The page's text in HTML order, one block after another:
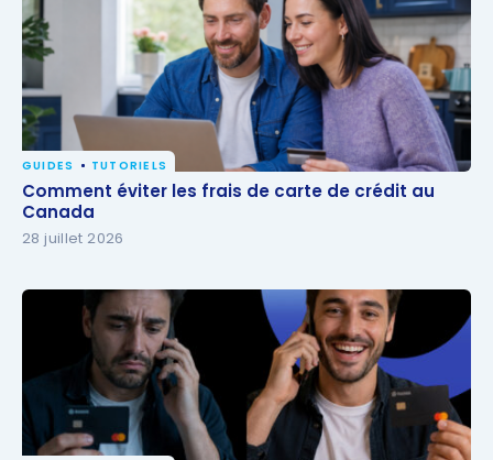
Comment éviter les frais de carte de crédit au
Canada
GUIDES TUTORIELS
Comment éviter les frais de carte de crédit au
Canada
28 juillet 2026